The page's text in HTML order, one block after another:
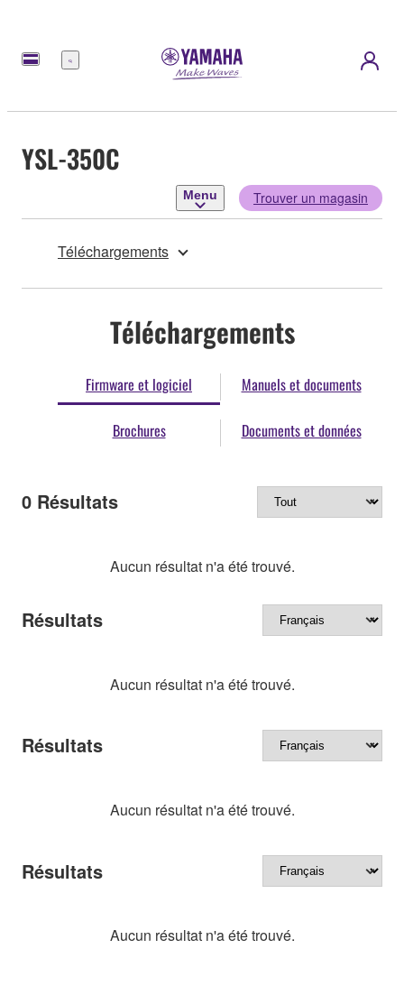
Menu
YSL-350C
Menu Trouver un magasin
Téléchargements
Téléchargements
Firmware et logiciel Manuels et documents
Brochures Documents et données
0 Résultats
Aucun résultat n'a été trouvé.
Résultats
Aucun résultat n'a été trouvé.
Résultats
Aucun résultat n'a été trouvé.
Résultats
Aucun résultat n'a été trouvé.